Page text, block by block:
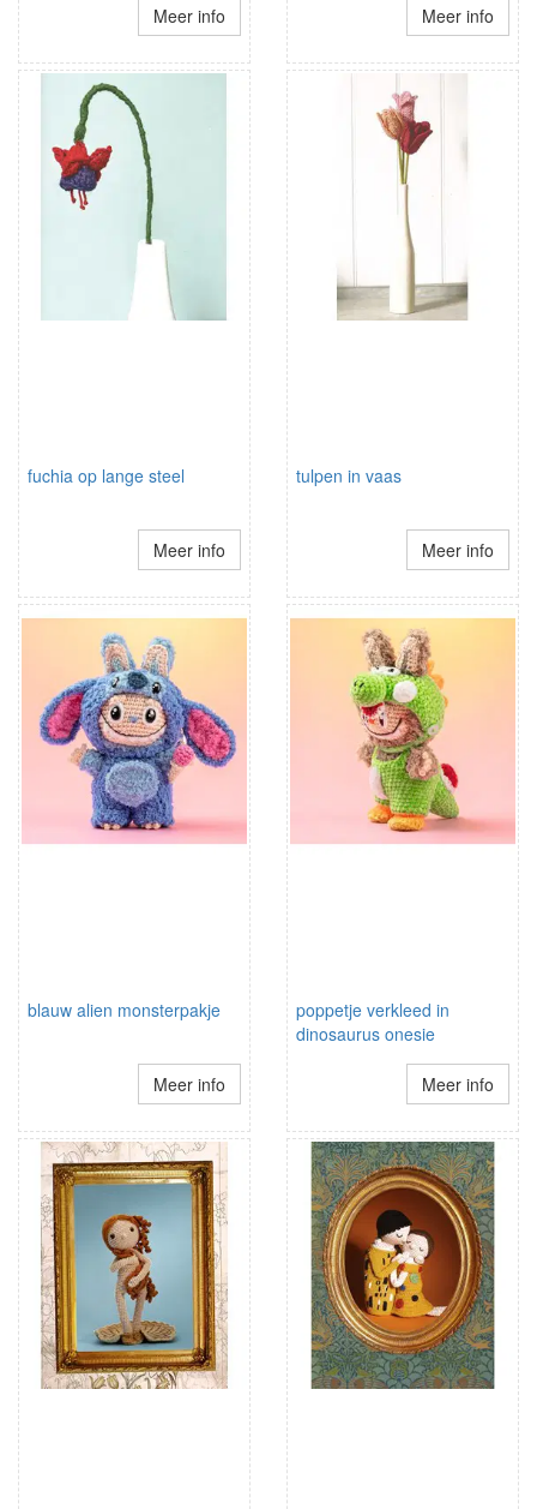
Meer info Meer info
fuchia op lange steel
Meer info
tulpen in vaas
Meer info
blauw alien monsterpakje
Meer info
poppetje verkleed in
dinosaurus onesie
Meer info